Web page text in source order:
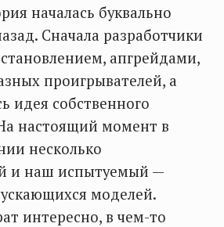
началась буквально
Сначала разработчики
апгрейдами,
проигрывателей, а
идея собственного
настоящий момент в
несколько
и наш испытуемый —
моделей.
интересно, в чем-то